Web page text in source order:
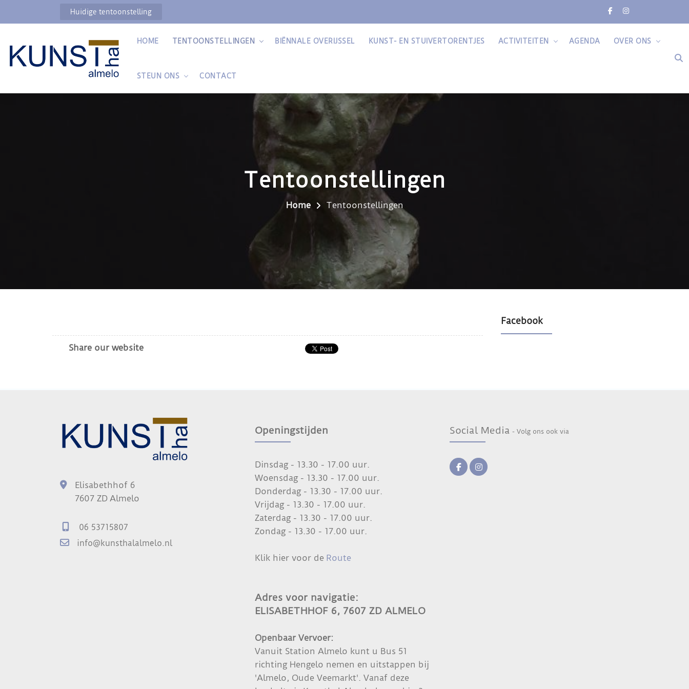
Huidige tentoonstelling
HOME TENTOONSTELLINGEN BIËNNALE OVERIJSSEL KUNST- EN STUIVERTORENTJES ACTIVITEITEN AGENDA OVER ONS
STEUN ONS CONTACT
Tentoonstellingen
Home Tentoonstellingen
Share our website
Facebook
Elisabethhof 6
7607 ZD Almelo
06 53715807
info@kunsthalalmelo.nl
Openingstijden
Dinsdag - 13.30 - 17.00 uur.
Woensdag - 13.30 - 17.00 uur.
Donderdag - 13.30 - 17.00 uur.
Vrijdag - 13.30 - 17.00 uur.
Zaterdag - 13.30 - 17.00 uur.
Zondag - 13.30 - 17.00 uur.
Klik hier voor de Route
Adres voor navigatie:
ELISABETHHOF 6, 7607 ZD ALMELO
Openbaar Vervoer:
Vanuit Station Almelo kunt u Bus 51
richting Hengelo nemen en uitstappen bij
'Almelo, Oude Veemarkt'. Vanaf deze
Social Media - Volg ons ook via